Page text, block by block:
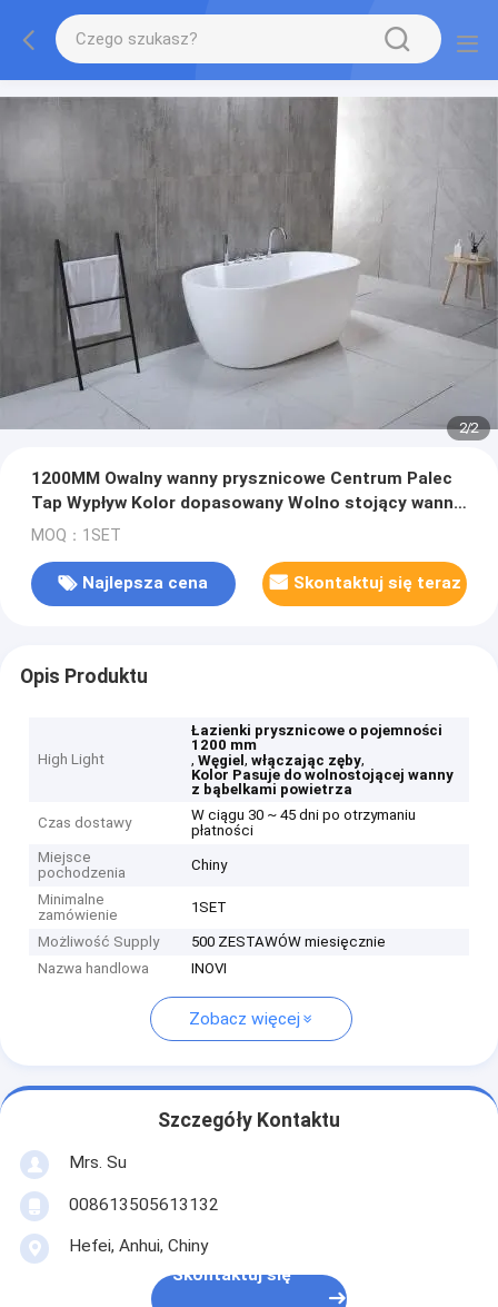
2/2
1200MM Owalny wanny prysznicowe Centrum Palec
Tap Wypływ Kolor dopasowany Wolno stojący wanny
z bąbelkami powietrza
MOQ：1SET
Najlepsza cena Skontaktuj się teraz
Opis Produktu
High Light
Łazienki prysznicowe o pojemności
1200 mm
,Węgiel,włączając zęby,
Kolor Pasuje do wolnostojącej wanny
z bąbelkami powietrza
Czas dostawy
W ciągu 30 ~ 45 dni po otrzymaniu
płatności
Miejsce
pochodzenia
Chiny
Minimalne
zamówienie
1SET
Możliwość Supply
500 ZESTAWÓW miesięcznie
Nazwa handlowa
INOVI
Zobacz więcej
Szczegóły Kontaktu
Mrs. Su
008613505613132
Hefei, Anhui, Chiny
Skontaktuj się